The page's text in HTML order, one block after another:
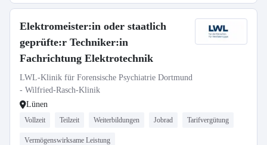
Elektromeister:in oder staatlich
geprüfte:r Techniker:in
Fachrichtung Elektrotechnik
LWL-Klinik für Forensische Psychiatrie Dortmund
- Wilfried-Rasch-Klinik
Lünen
Vollzeit Teilzeit Weiterbildungen Jobrad Tarifvergütung
Vermögenswirksame Leistung